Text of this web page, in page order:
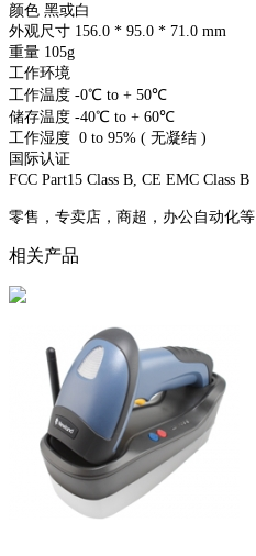
颜色 黑或白
外观尺寸 156.0 * 95.0 * 71.0 mm
重量 105g
工作环境
工作温度 -0℃ to + 50℃
储存温度 -40℃ to + 60℃
工作湿度 0 to 95% ( 无凝结 )
国际认证
FCC Part15 Class B, CE EMC Class B
零售，专卖店，商超，办公自动化等
相关产品